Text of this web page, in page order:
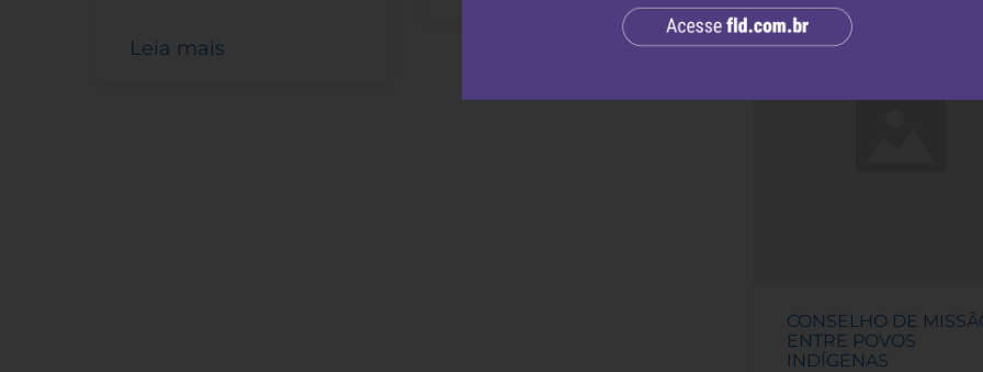
Leia mais
CONSELHO DE
ENTRE POVOS
INDÍGENAS